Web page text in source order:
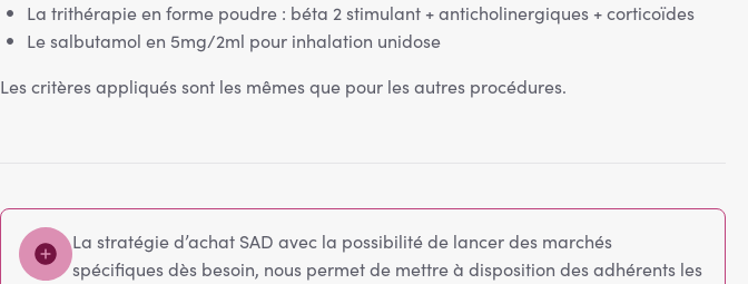
La trithérapie en forme poudre : béta 2 stimulant + anticholinergiques + corticoïdes
Le salbutamol en 5mg/2ml pour inhalation unidose
Les critères appliqués sont les mêmes que pour les autres procédures.
La stratégie d’achat SAD avec la possibilité de lancer des marchés
spécifiques dès besoin, nous permet de mettre à disposition des adhérents les